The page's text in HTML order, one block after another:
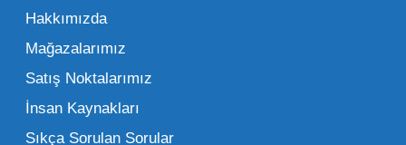
bayinin rekabet gücünü artırmayı hedefliyoruz.
oyuncak arayışınızda kaliteyi uygun maliyetle
buluşturmak bizim önceliğimizdir. Toptan
oyuncak alımı yaparken sadece fiyat değil,
Hakkımızda
Mağazalarımız
Satış Noktalarımız
İnsan Kaynakları
Sıkça Sorulan Sorular